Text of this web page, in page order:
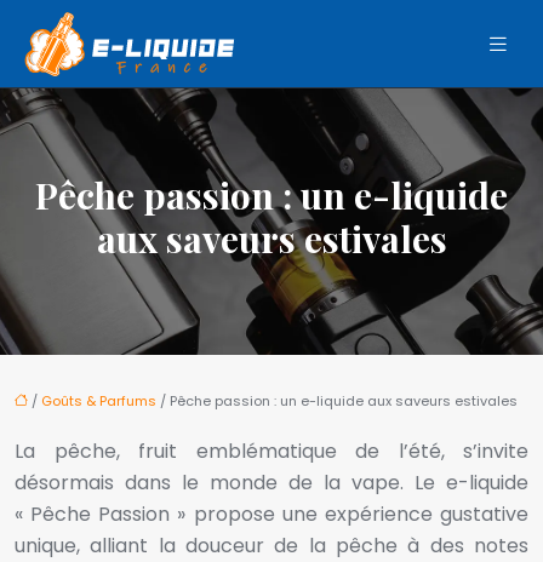
Pêche passion : un e-liquide
aux saveurs estivales
/ Goûts & Parfums / Pêche passion : un e-liquide aux saveurs estivales
La pêche, fruit emblématique de l’été, s’invite
désormais dans le monde de la vape. Le e-liquide
« Pêche Passion » propose une expérience gustative
unique, alliant la douceur de la pêche à des notes